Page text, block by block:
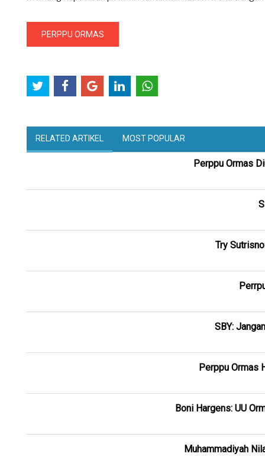
PERPPU ORMAS
RELATED ARTIKEL MOST POPULAR
Perppu Ormas
Try
SBY:
Perppu Ormas
Boni Hargens: UU
Muhammadiyah